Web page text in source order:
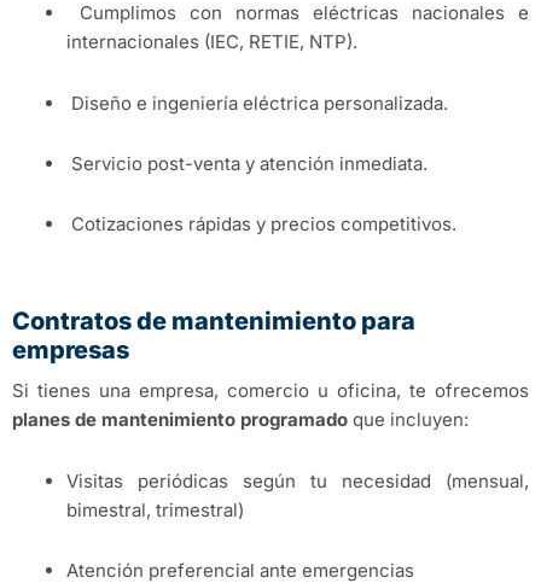
Cumplimos con normas eléctricas nacionales e
internacionales (IEC, RETIE, NTP).
Diseño e ingeniería eléctrica personalizada.
Servicio post-venta y atención inmediata.
Cotizaciones rápidas y precios competitivos.
Contratos de mantenimiento para
empresas
Si tienes una empresa, comercio u oficina, te ofrecemos
planes de mantenimiento programado que incluyen:
Visitas periódicas según tu necesidad (mensual,
bimestral, trimestral)
Atención preferencial ante emergencias